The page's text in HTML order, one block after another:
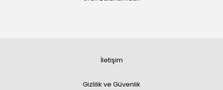
İletişim
Gizlilik ve Güvenlik